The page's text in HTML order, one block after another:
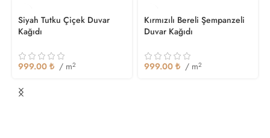
Siyah Tutku Çiçek Duvar
Kağıdı
999.00 ₺ / m2
Kırmızılı Bereli Şempanzeli
Duvar Kağıdı
999.00 ₺ / m2